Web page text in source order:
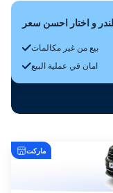
بيع من غير مكالمات
امان في عملية البيع
ماركت